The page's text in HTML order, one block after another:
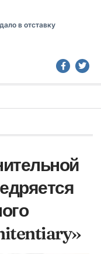
в отставку